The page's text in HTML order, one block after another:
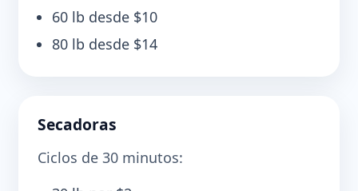
60 lb desde $10
80 lb desde $14
Secadoras
Ciclos de 30 minutos: